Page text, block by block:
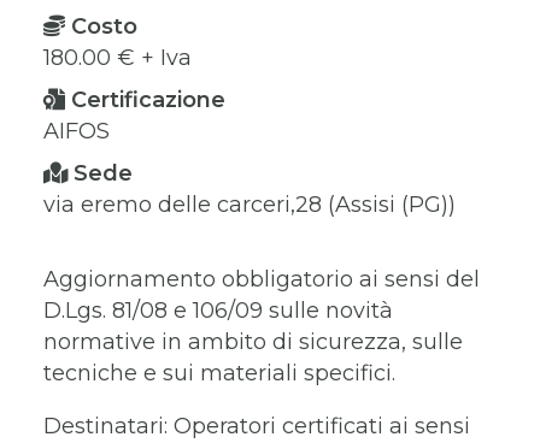
Aggiornamento obbligatorio ai sensi del
D.Lgs. 81/08 e 106/09 sulle novità
normative in ambito di sicurezza, sulle
tecniche e sui materiali specifici.
Destinatari: Operatori certificati ai sensi
Costo
180.00 € + Iva
Certificazione
AIFOS
Sede
via eremo delle carceri,28 (Assisi (PG))